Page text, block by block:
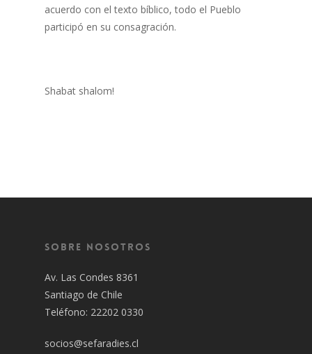
acuerdo con el texto bíblico, todo el Pueblo
participó en su consagración.
Shabat shalom!
Sobre Nosotros
Av. Las Condes 8361
Santiago de Chile
Teléfono: 22202 0330
socios@sefaradies.cl